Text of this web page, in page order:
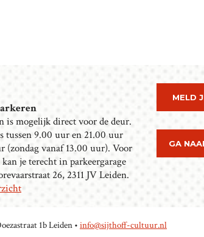
is mogelijk direct voor de deur.
tussen 9.00 uur en 21.00 uur
(zondag vanaf 13.00 uur). Voor
je terecht in parkeergarage
26, 2311 JV Leiden.
MELD
GA
1b Leiden • info@sijthoff-cultuur.nl